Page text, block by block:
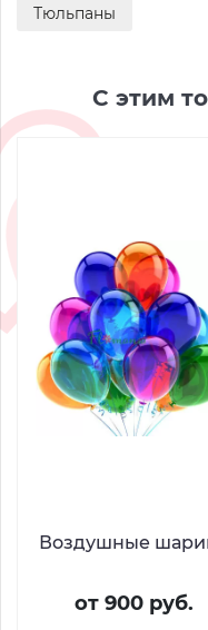
Тюльпаны
С этим
Воздушные
от 900 руб.